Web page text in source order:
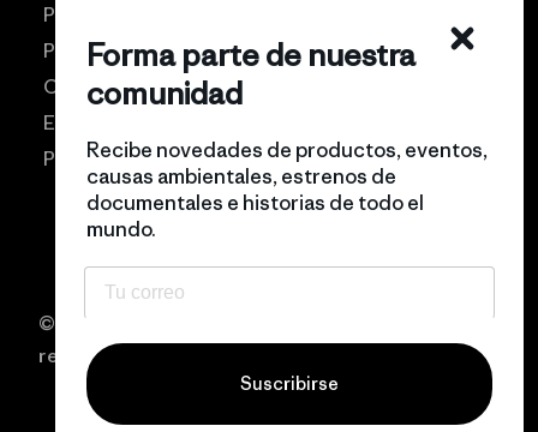
Patagonia USA
Preguntas frecuentes
Comunidad Pro
Eventos
Politicas de privacidad
© 2026 Patagonia Chile Todos los derechos
reservados
Forma parte de nuestra
comunidad
Recibe novedades de productos, eventos,
causas ambientales, estrenos de
documentales e historias de todo el
mundo.
Suscribirse